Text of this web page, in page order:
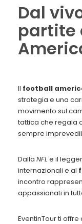
Dal
partite
Il football
strategia e una
movimento sul
tattica che regala
sempre
Dalla NFL e il
internazionali e al
incontro
appassionati in
EventinTour ti